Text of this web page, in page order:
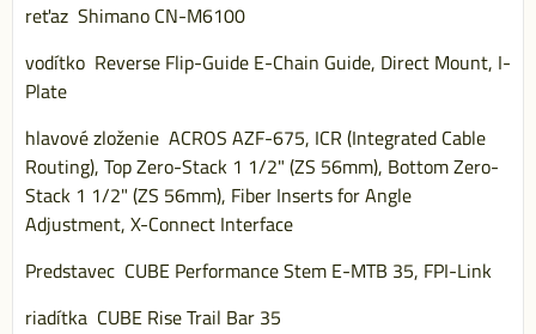
reťaz Shimano CN-M6100
vodítko Reverse Flip-Guide E-Chain Guide, Direct Mount, I-
Plate
hlavové zloženie ACROS AZF-675, ICR (Integrated Cable
Routing), Top Zero-Stack 1 1/2" (ZS 56mm), Bottom Zero-
Stack 1 1/2" (ZS 56mm), Fiber Inserts for Angle
Adjustment, X-Connect Interface
Predstavec CUBE Performance Stem E-MTB 35, FPI-Link
riadítka CUBE Rise Trail Bar 35